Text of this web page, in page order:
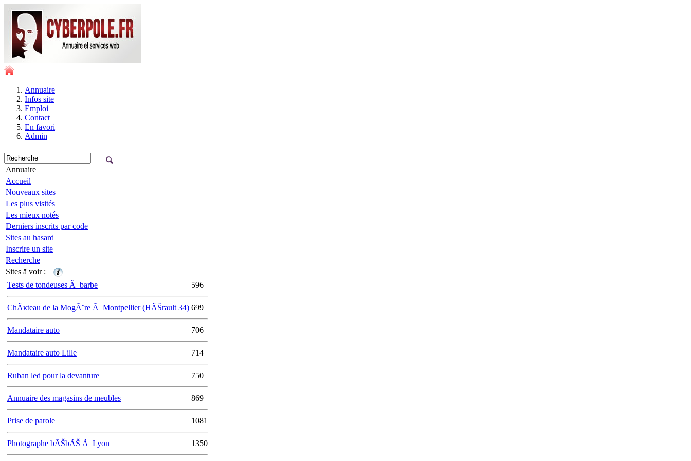
Annuaire
Infos site
Emploi
Contact
En favori
Admin
Annuaire
Accueil
Nouveaux sites
Les plus visités
Les mieux notés
Derniers inscrits par code
Sites au hasard
Inscrire un site
Recherche
Sites ā voir :
Tests de tondeuses Ã barbe
596
ChÃĸteau de la MogÃ¨re Ã Montpellier (HÃŠrault 34) 699
Mandataire auto 706
Mandataire auto Lille 714
Ruban led pour la devanture 750
Annuaire des magasins de meubles 869
Prise de parole 1081
Photographe bÃŠbÃŠ Ã Lyon 1350